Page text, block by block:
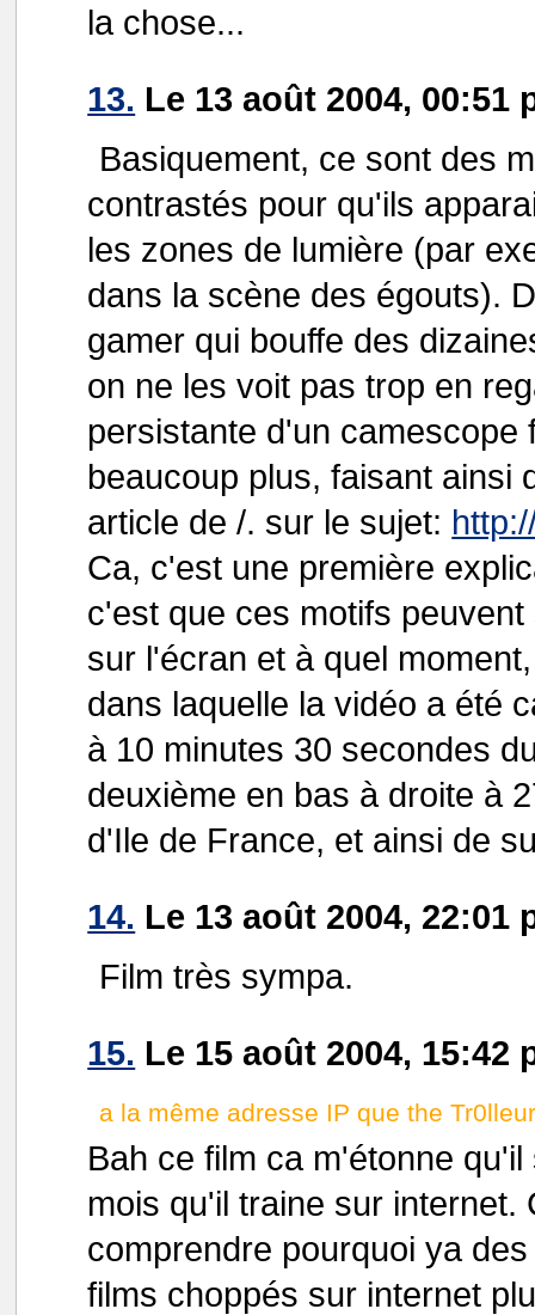
la chose...
13. Le 13 août 2004, 00:51
Basiquement, ce sont des
contrastés pour qu'ils
les zones de lumière (par
dans la scène des égouts).
gamer qui bouffe des
on ne les voit pas trop en
persistante d'un camescope
beaucoup plus, faisant ainsi
article de /. sur le sujet:
Ca, c'est une première
c'est que ces motifs
sur l'écran et à quel
dans laquelle la vidéo a été
à 10 minutes 30 secondes
deuxième en bas à droite à
d'Ile de France, et ainsi de
14. Le 13 août 2004, 22:01
Film très sympa.
15. Le 15 août 2004,
a la même adresse IP que the
Bah ce film ca m'étonne
mois qu'il traine sur
comprendre pourquoi ya
films choppés sur internet